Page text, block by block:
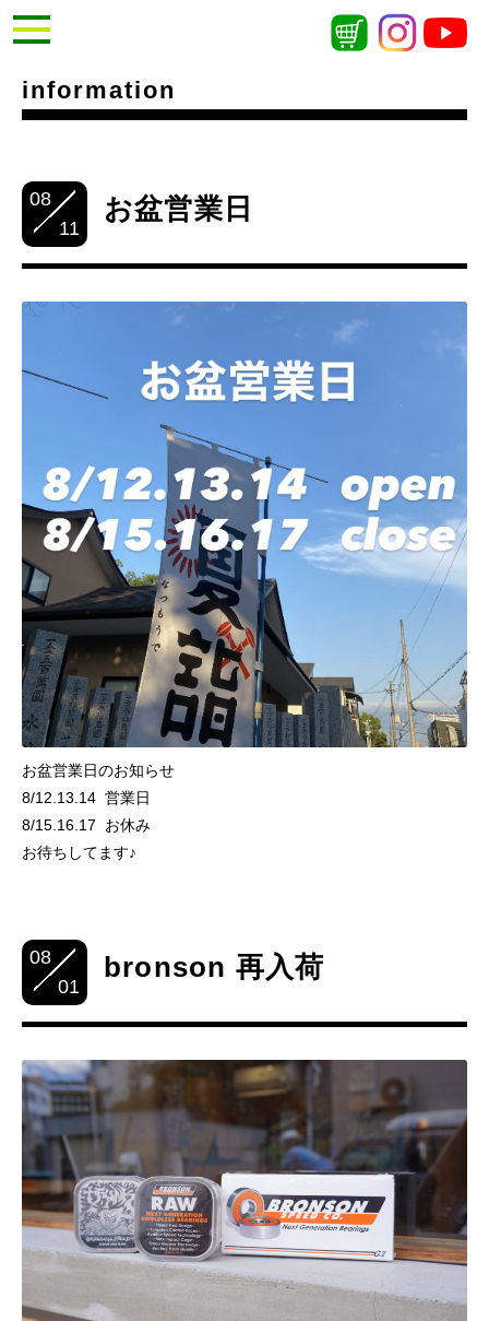
information
08
11
お盆営業日
お盆営業日のお知らせ
8/12.13.14 営業日
8/15.16.17 お休み
お待ちしてます♪
08
01
bronson 再入荷